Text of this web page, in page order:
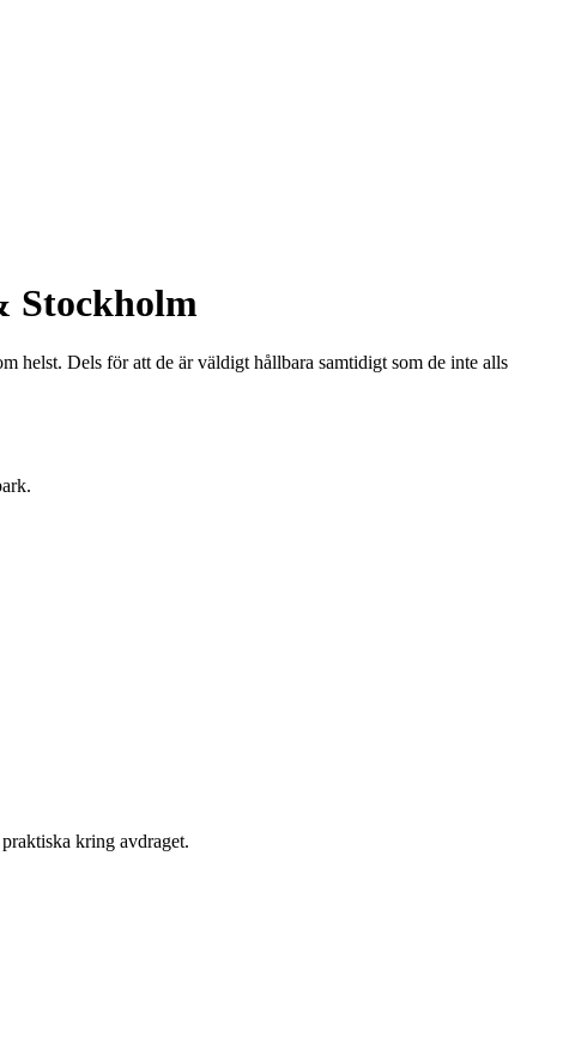
Stockholm
helst. Dels för att de är väldigt hållbara samtidigt som de inte alls
kring avdraget.